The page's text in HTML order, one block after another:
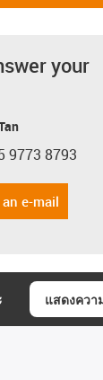
your
phone
9773 8793
e-mail
แสดงคว